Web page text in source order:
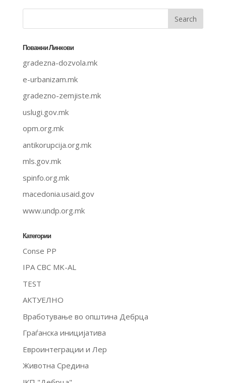
Поважни Линкови
gradezna-dozvola.mk
e-urbanizam.mk
gradezno-zemjiste.mk
uslugi.gov.mk
opm.org.mk
antikorupcija.org.mk
mls.gov.mk
spinfo.org.mk
macedonia.usaid.gov
www.undp.org.mk
Категории
Conse PP
IPA CBC MK-AL
TEST
АКТУЕЛНО
Вработување во општина Дебрца
Граѓанска иницијатива
Евроинтеграции и Лер
Животна Средина